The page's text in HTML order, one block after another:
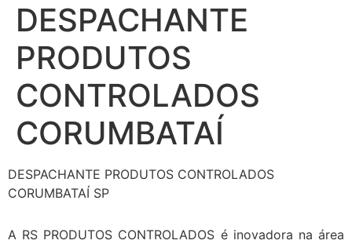
DESPACHANTE
PRODUTOS
CONTROLADOS
CORUMBATAÍ
DESPACHANTE PRODUTOS CONTROLADOS
CORUMBATAÍ SP
A RS PRODUTOS CONTROLADOS é inovadora na área